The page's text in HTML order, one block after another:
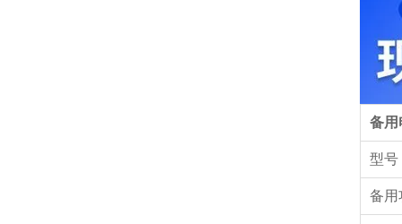
备用
型号
备用